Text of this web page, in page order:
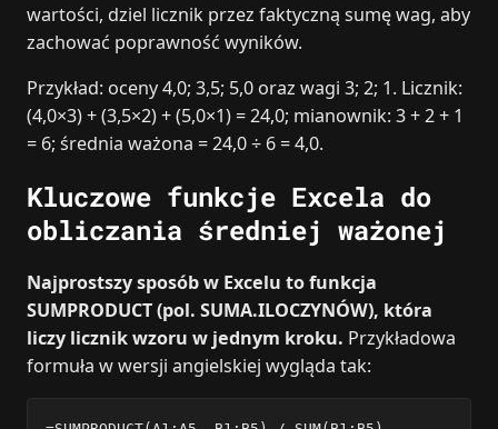
wartości, dziel licznik przez faktyczną sumę wag, aby
zachować poprawność wyników.
Przykład: oceny 4,0; 3,5; 5,0 oraz wagi 3; 2; 1. Licznik:
(4,0×3) + (3,5×2) + (5,0×1) = 24,0; mianownik: 3 + 2 + 1
= 6; średnia ważona = 24,0 ÷ 6 = 4,0.
Kluczowe funkcje Excela do
obliczania średniej ważonej
Najprostszy sposób w Excelu to funkcja
SUMPRODUCT (pol. SUMA.ILOCZYNÓW), która
liczy licznik wzoru w jednym kroku. Przykładowa
formuła w wersji angielskiej wygląda tak: